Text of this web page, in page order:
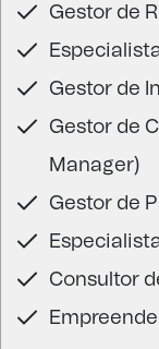
Gestor de
Gestor de
Gestor de
Manager)
Gestor de
Consultor